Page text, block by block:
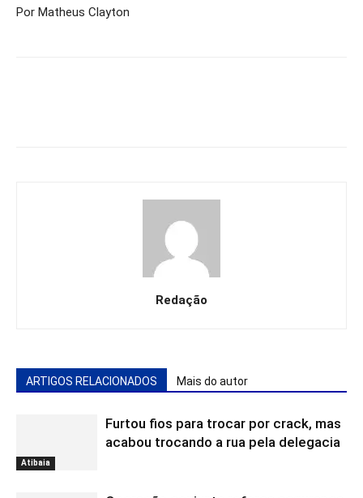
Por Matheus Clayton
Redação
ARTIGOS RELACIONADOS Mais do autor
Atibaia
Furtou fios para trocar por crack, mas
acabou trocando a rua pela delegacia